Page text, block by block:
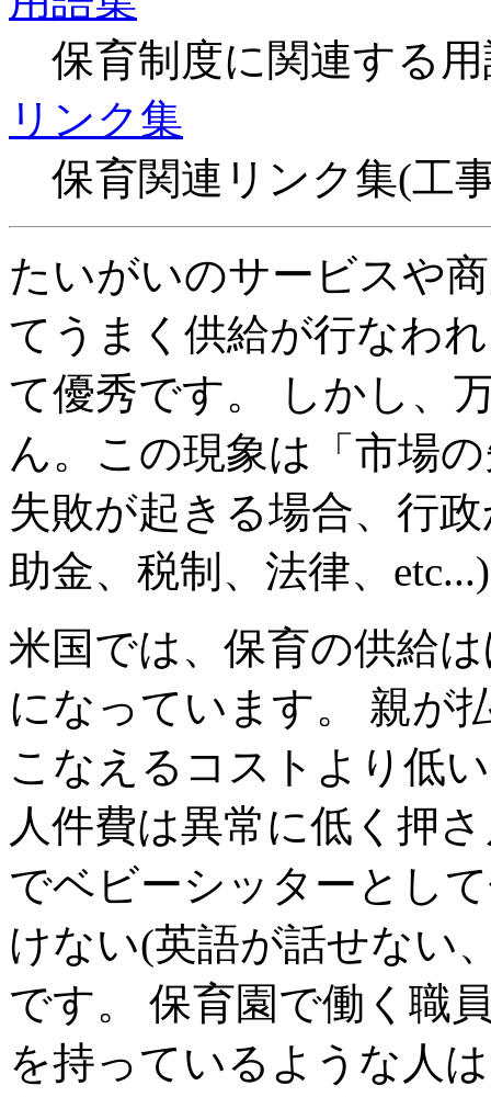
保育制度に関連する
リンク集
保育関連リンク集(工
たいがいのサービスや
てうまく供給が行なわ
て優秀です。 しかし、
ん。この現象は「市場
失敗が起きる場合、行
助金、税制、法律、
米国では、保育の供給
になっています。 親が
こなえるコストより低
人件費は異常に低く押
でベビーシッターとし
けない(英語が話せない
です。 保育園で働く職
を持っているような人